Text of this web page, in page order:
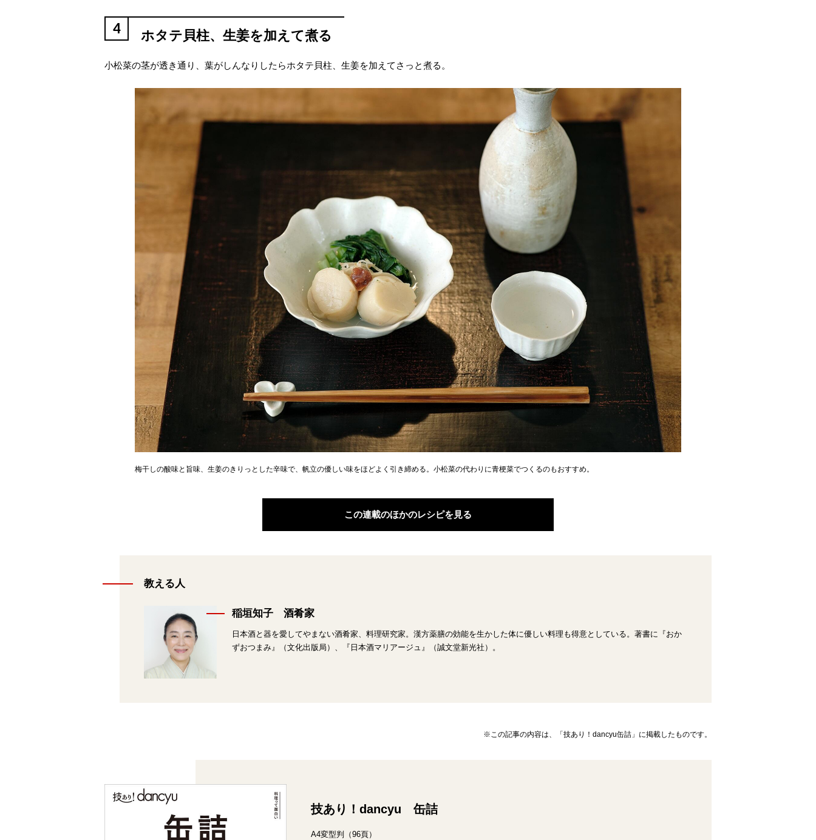
4 ホタテ貝柱、生姜を加えて煮る
小松菜の茎が透き通り、葉がしんなりしたらホタテ貝柱、生姜を加えてさっと煮る。
梅干しの酸味と旨味、生姜のきりっとした辛味で、帆立の優しい味をほどよく引き締める。小松菜の代わりに青梗菜でつくるのもおすすめ。
この連載のほかのレシピを見る
教える人
稲垣知子 酒肴家
日本酒と器を愛してやまない酒肴家、料理研究家。漢方薬膳の効能を生かした体に優しい料理も得意としている。著書に『おか
ずおつまみ』（文化出版局）、『日本酒マリアージュ』（誠文堂新光社）。
※この記事の内容は、「技あり！dancyu缶詰」に掲載したものです。
技あり！dancyu 缶詰
A4変型判（96頁）